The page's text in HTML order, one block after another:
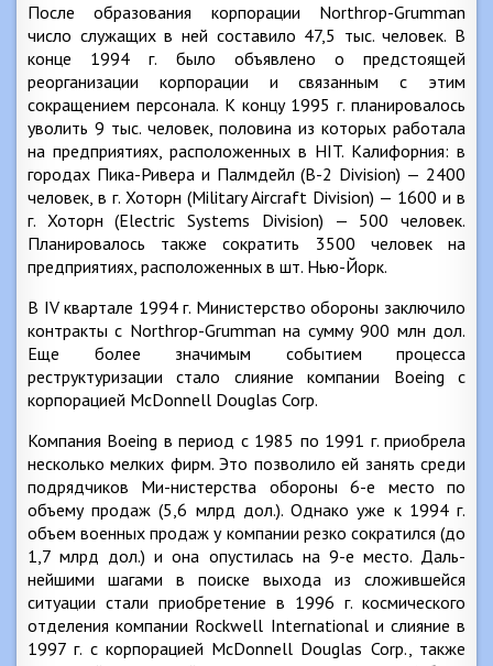
После образования корпорации Northrop-Grumman
число служащих в ней составило 47,5 тыс. человек. В
конце 1994 г. было объявлено о предстоящей
реорганизации корпорации и связанным с этим
сокращением персонала. К концу 1995 г. планировалось
уволить 9 тыс. человек, половина из которых работала
на предприятиях, расположенных в HIT. Калифорния: в
городах Пика-Ривера и Палмдейл (В-2 Division) — 2400
человек, в г. Хоторн (Military Aircraft Division) — 1600 и в
г. Хоторн (Electric Systems Division) — 500 человек.
Планировалось также сократить 3500 человек на
предприятиях, расположенных в шт. Нью-Йорк.
В IV квартале 1994 г. Министерство обороны заключило
контракты с Northrop-Grumman на сумму 900 млн дол.
Еще более значимым событием процесса
реструктуризации стало слияние компании Boeing с
корпорацией McDonnell Douglas Corp.
Компания Boeing в период с 1985 по 1991 г. приобрела
несколько мелких фирм. Это позволило ей занять среди
подрядчиков Ми-нистерства обороны 6-е место по
объему продаж (5,6 млрд дол.). Однако уже к 1994 г.
объем военных продаж у компании резко сократился (до
1,7 млрд дол.) и она опустилась на 9-е место. Даль-
нейшими шагами в поиске выхода из сложившейся
ситуации стали приобретение в 1996 г. космического
отделения компании Rockwell International и слияние в
1997 г. с корпорацией McDonnell Douglas Corp., также